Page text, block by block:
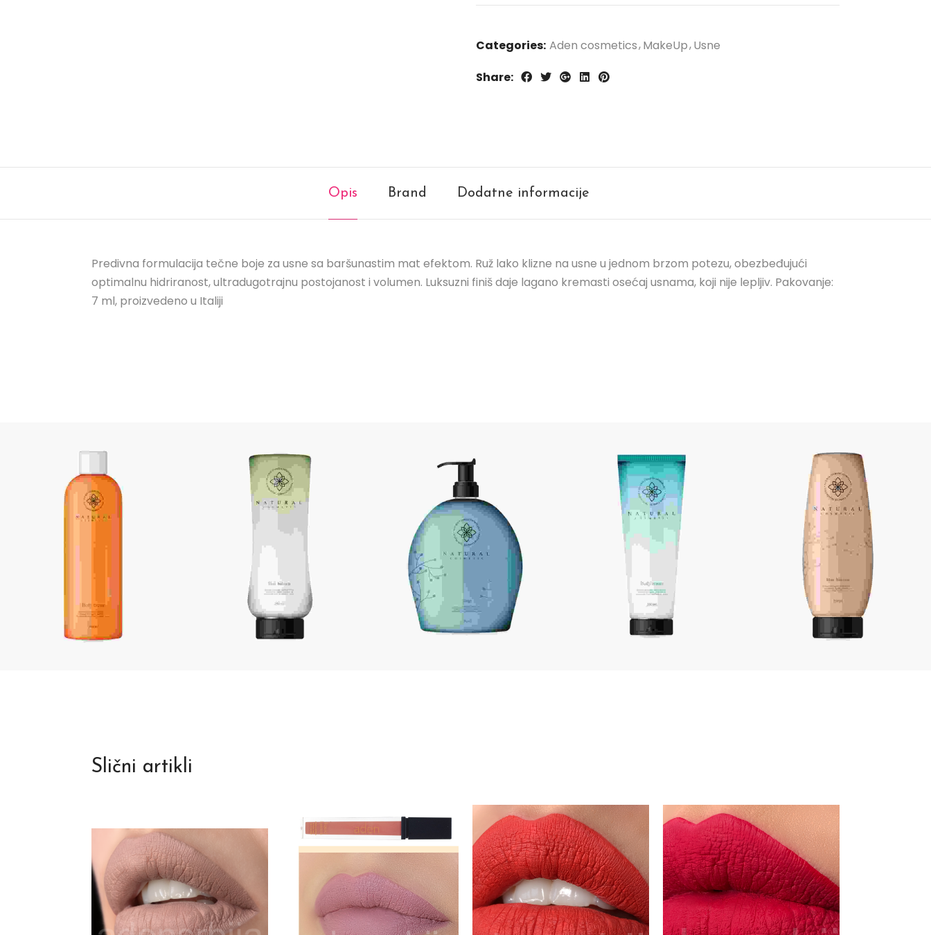
Categories: Aden cosmetics MakeUp Usne
Share:
Opis Brand Dodatne informacije
Predivna formulacija tečne boje za usne sa baršunastim mat efektom. Ruž lako klizne na usne u jednom brzom potezu, obezbeđujući
optimalnu hidriranost, ultradugotrajnu postojanost i volumen. Luksuzni finiš daje lagano kremasti osećaj usnama, koji nije lepljiv. Pakovanje:
7 ml, proizvedeno u Italiji
Slični artikli